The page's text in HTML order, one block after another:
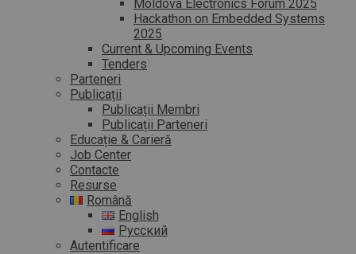
Moldova Electronics Forum 2025
Hackathon on Embedded Systems
2025
Current & Upcoming Events
Tenders
Parteneri
Publicații
Publicații Membri
Publicații Parteneri
Educație & Carieră
Job Center
Contacte
Resurse
Română
English
Русский
Autentificare